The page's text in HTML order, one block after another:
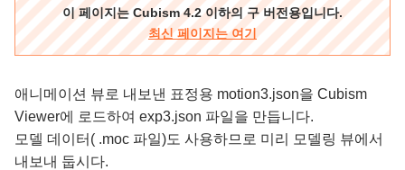
이 페이지는 Cubism 4.2 이하의 구 버전용입니다.
최신 페이지는 여기
애니메이션 뷰로 내보낸 표정용 motion3.json을 Cubism
Viewer에 로드하여 exp3.json 파일을 만듭니다.
모델 데이터( .moc 파일)도 사용하므로 미리 모델링 뷰에서
내보내 둡시다.